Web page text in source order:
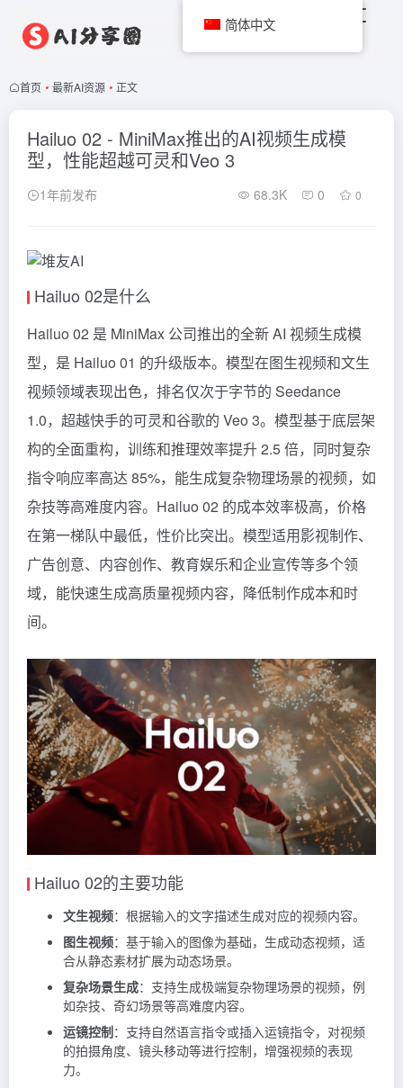
首页 • 最新AI资源 • 正文
Hailuo 02 - MiniMax推出的AI视频生成模
型，性能超越可灵和Veo 3
1年前发布 68.3K 0 0
Hailuo 02是什么
Hailuo 02 是 MiniMax 公司推出的全新 AI 视频生成模
型，是 Hailuo 01 的升级版本。模型在图生视频和文生
视频领域表现出色，排名仅次于字节的 Seedance
1.0，超越快手的可灵和谷歌的 Veo 3。模型基于底层架
构的全面重构，训练和推理效率提升 2.5 倍，同时复杂
指令响应率高达 85%，能生成复杂物理场景的视频，如
杂技等高难度内容。Hailuo 02 的成本效率极高，价格
在第一梯队中最低，性价比突出。模型适用影视制作、
广告创意、内容创作、教育娱乐和企业宣传等多个领
域，能快速生成高质量视频内容，降低制作成本和时
间。
Hailuo 02的主要功能
文生视频：根据输入的文字描述生成对应的视频内容。
图生视频：基于输入的图像为基础，生成动态视频，适
合从静态素材扩展为动态场景。
复杂场景生成：支持生成极端复杂物理场景的视频，例
如杂技、奇幻场景等高难度内容。
运镜控制：支持自然语言指令或插入运镜指令，对视频
的拍摄角度、镜头移动等进行控制，增强视频的表现
力。
简体中文